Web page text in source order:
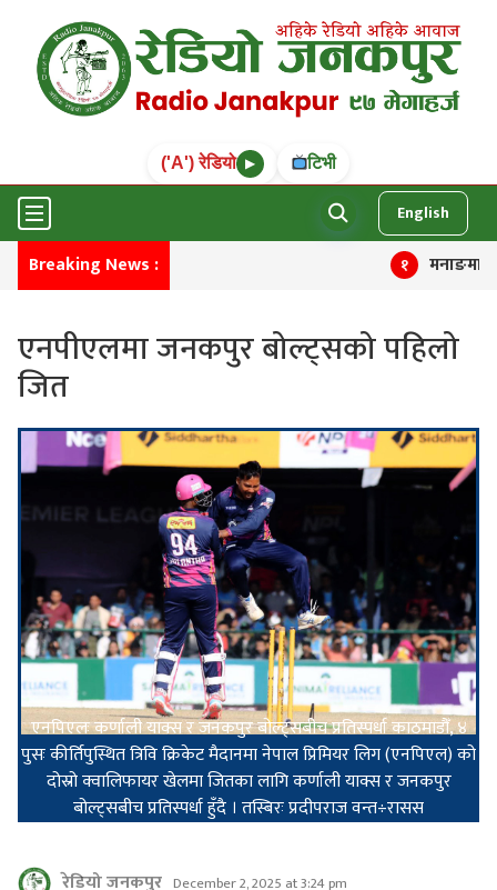
('A') रेडियो ▶ टिभी
English
Breaking News : मनाङमा तीन
एनपीएलमा जनकपुर बोल्ट्सको पहिलो
जित
एनपिएलः कर्णाली याक्स र जनकपुर बोल्ट्सबीच प्रतिस्पर्धा काठमाडौँ, ४
पुसः कीर्तिपुस्थित त्रिवि क्रिकेट मैदानमा नेपाल प्रिमियर लिग (एनपिएल) को
दोस्रो क्वालिफायर खेलमा जितका लागि कर्णाली याक्स र जनकपुर
बोल्ट्सबीच प्रतिस्पर्धा हुँदै । तस्बिरः प्रदीपराज वन्त÷रासस
रेडियो जनकपुर December 2, 2025 at 3:24 pm